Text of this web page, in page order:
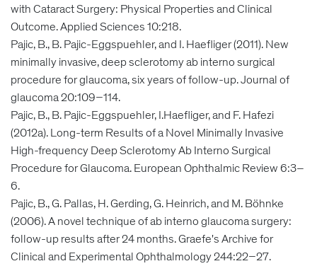
with Cataract Surgery: Physical Properties and Clinical
Outcome. Applied Sciences 10:218.
Pajic, B., B. Pajic-Eggspuehler, and I. Haefliger (2011). New
minimally invasive, deep sclerotomy ab interno surgical
procedure for glaucoma, six years of follow-up. Journal of
glaucoma 20:109–114.
Pajic, B., B. Pajic-Eggspuehler, I.Haefliger, and F. Hafezi
(2012a). Long-term Results of a Novel Minimally Invasive
High-frequency Deep Sclerotomy Ab Interno Surgical
Procedure for Glaucoma. European Ophthalmic Review 6:3–
6.
Pajic, B., G. Pallas, H. Gerding, G. Heinrich, and M. Böhnke
(2006). A novel technique of ab interno glaucoma surgery:
follow-up results after 24 months. Graefe's Archive for
Clinical and Experimental Ophthalmology 244:22–27.